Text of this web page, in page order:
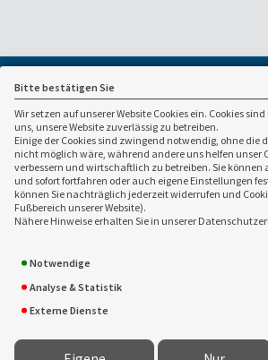
Bitte bestätigen Sie
Wir setzen auf unserer Website Cookies ein. Cookies
uns, unsere Website zuverlässig zu betreiben.
Einige der Cookies sind zwingend notwendig, ohne die
nicht möglich wäre, während andere uns helfen unser
verbessern und wirtschaftlich zu betreiben. Sie können
und sofort fortfahren oder auch eigene Einstellungen
können Sie nachträglich jederzeit widerrufen und
Fußbereich unserer Website).
Nähere Hinweise erhalten Sie in unserer
Notwendige
Analyse & Statistik
Externe Dienste
Ansprechpartner:
Hubert Consulting GmbH &
Am Sandtorkai 30
20457 Hamburg
040 / 800 809